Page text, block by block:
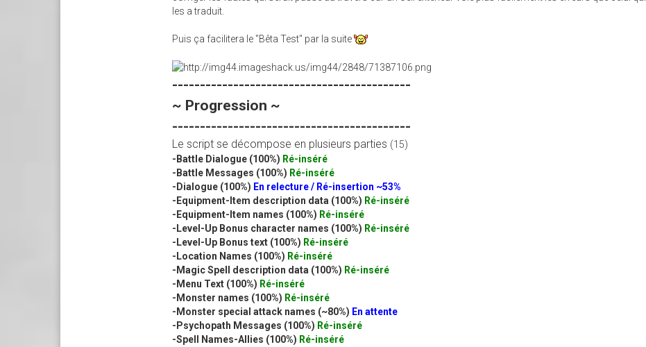
les a traduit.
Puis ça facilitera le "Bêta Test" par la suite
-------------------------------------------
~ Progression ~
-------------------------------------------
Le script se décompose en plusieurs parties (15)
-Battle Dialogue (100%) Ré-inséré
-Battle Messages (100%) Ré-inséré
-Dialogue (100%) En relecture / Ré-insertion ~53%
-Equipment-Item description data (100%) Ré-inséré
-Equipment-Item names (100%) Ré-inséré
-Level-Up Bonus character names (100%) Ré-inséré
-Level-Up Bonus text (100%) Ré-inséré
-Location Names (100%) Ré-inséré
-Magic Spell description data (100%) Ré-inséré
-Menu Text (100%) Ré-inséré
-Monster names (100%) Ré-inséré
-Monster special attack names (~80%) En attente
-Psychopath Messages (100%) Ré-inséré
-Spell Names-Allies (100%) Ré-inséré